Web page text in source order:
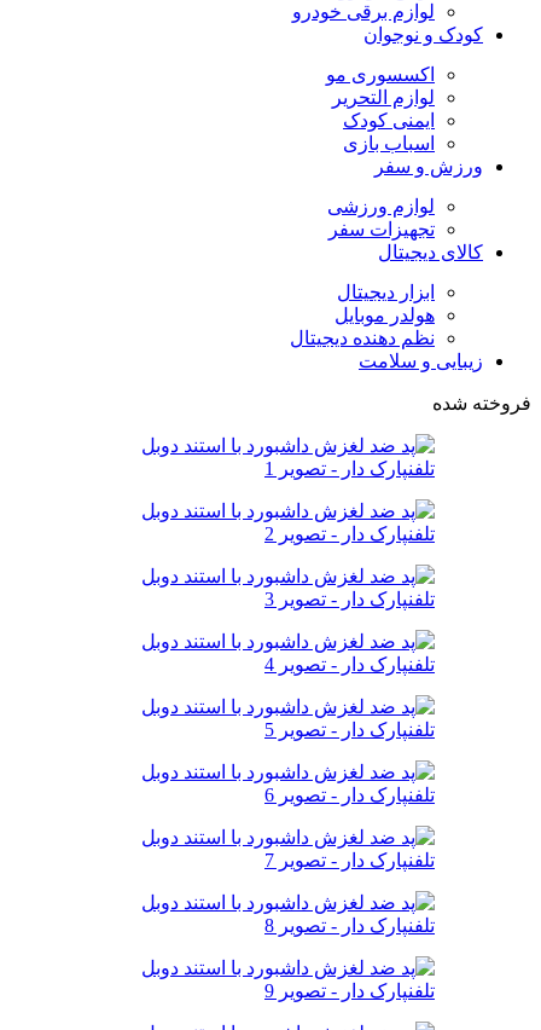
لوازم برقی خودرو
کودک و نوجوان
اکسسوری مو
لوازم التحریر
ایمنی کودک
اسباب بازی
ورزش و سفر
لوازم ورزشی
تجهیزات سفر
کالای دیجیتال
ابزار دیجیتال
هولدر موبایل
نظم دهنده دیجیتال
زیبایی و سلامت
فروخته شده